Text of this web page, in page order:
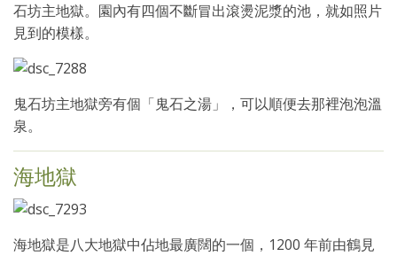
石坊主地獄。園內有四個不斷冒出滾燙泥漿的池，就如照片
見到的模樣。
鬼石坊主地獄旁有個「鬼石之湯」，可以順便去那裡泡泡溫
泉。
海地獄
海地獄是八大地獄中佔地最廣闊的一個，1200 年前由鶴見